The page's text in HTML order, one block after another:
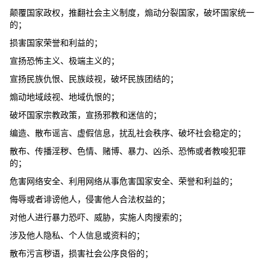
颠覆国家政权，推翻社会主义制度，煽动分裂国家，破坏国家统一
的；
损害国家荣誉和利益的；
宣扬恐怖主义、极端主义的；
宣扬民族仇恨、民族歧视，破坏民族团结的；
煽动地域歧视、地域仇恨的；
破坏国家宗教政策，宣扬邪教和迷信的；
编造、散布谣言、虚假信息，扰乱社会秩序、破坏社会稳定的；
散布、传播淫秽、色情、赌博、暴力、凶杀、恐怖或者教唆犯罪
的；
危害网络安全、利用网络从事危害国家安全、荣誉和利益的；
侮辱或者诽谤他人，侵害他人合法权益的；
对他人进行暴力恐吓、威胁，实施人肉搜索的；
涉及他人隐私、个人信息或资料的；
散布污言秽语，损害社会公序良俗的；